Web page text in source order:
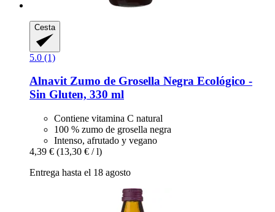
Cesta
5.0 (1)
AlnavitZumo de Grosella Negra Ecológico -​
Sin Gluten, 330 ml
Contiene vitamina C natural
100 % zumo de grosella negra
Intenso, afrutado y vegano
4,39 € (13,30 € / l)
Entrega hasta el 18 agosto